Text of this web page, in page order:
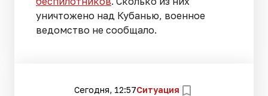
уничтожено над Кубанью, военное
ведомство не сообщало.
Сегодня, 12:57Ситуация